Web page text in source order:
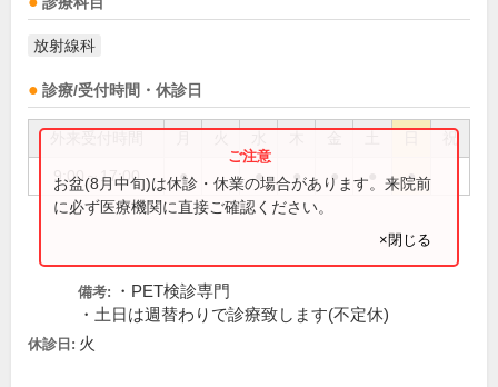
放射線科
診療/受付時間・休診日
祝
9:00～17:00 ● ● ● ● ●
お盆(8月中旬)は休診・休業の場合があります。来院前
に必ず医療機関に直接ご確認ください。
×閉じる
備考:
・PET検診専門
・土日は週替わりで診療致します(不定休)
休診日: 火